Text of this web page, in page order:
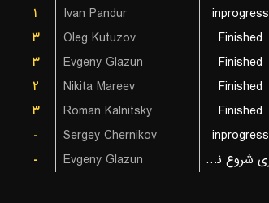
۱ Ivan Pandur inprogress
۳ Oleg Kutuzov Finished
۳ Evgeny Glazun Finished
۲ Nikita Mareev Finished
۳ Roman Kalnitsky Finished
- Sergey Chernikov inprogress
- Evgeny Glazun بازی شروع نشده است